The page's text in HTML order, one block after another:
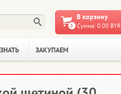
В корзину
0 Сумма: 0.00 BYR
ЗАКУПАЕМ